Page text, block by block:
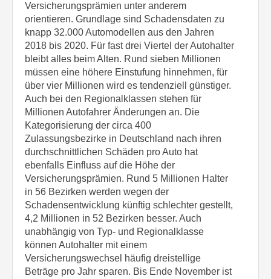
Versicherungsprämien unter anderem
orientieren. Grundlage sind Schadensdaten zu
knapp 32.000 Automodellen aus den Jahren
2018 bis 2020. Für fast drei Viertel der Autohalter
bleibt alles beim Alten. Rund sieben Millionen
müssen eine höhere Einstufung hinnehmen, für
über vier Millionen wird es tendenziell günstiger.
Auch bei den Regionalklassen stehen für
Millionen Autofahrer Änderungen an. Die
Kategorisierung der circa 400
Zulassungsbezirke in Deutschland nach ihren
durchschnittlichen Schäden pro Auto hat
ebenfalls Einfluss auf die Höhe der
Versicherungsprämien. Rund 5 Millionen Halter
in 56 Bezirken werden wegen der
Schadensentwicklung künftig schlechter gestellt,
4,2 Millionen in 52 Bezirken besser. Auch
unabhängig von Typ- und Regionalklasse
können Autohalter mit einem
Versicherungswechsel häufig dreistellige
Beträge pro Jahr sparen. Bis Ende November ist